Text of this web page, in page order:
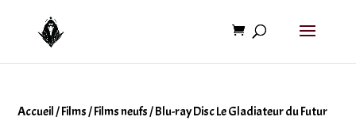
Accueil/Films/Films neufs/ Blu-ray Disc Le Gladiateur du Futur